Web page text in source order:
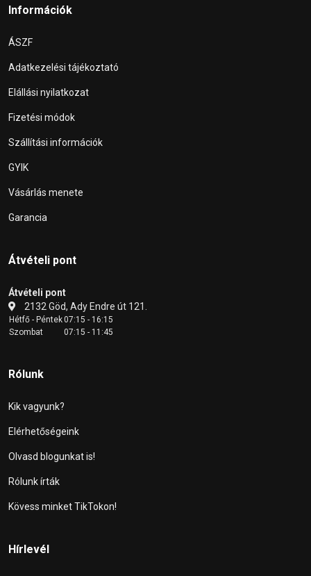
Információk
ÁSZF
Adatkezelési tájékoztató
Elállási nyilatkozat
Fizetési módok
Szállítási információk
GYIK
Vásárlás menete
Garancia
Átvételi pont
Átvételi pont
2132 Göd, Ady Endre út 121.
Hétfő - Péntek07:15 - 16:15
Szombat
07:15 - 11:45
Rólunk
Kik vagyunk?
Elérhetőségeink
Olvasd blogunkat is!
Rólunk írták
Kövess minket TikTokon!
Hírlevél